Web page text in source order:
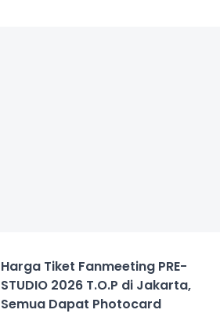
Harga Tiket Fanmeeting PRE-
STUDIO 2026 T.O.P di Jakarta,
Semua Dapat Photocard